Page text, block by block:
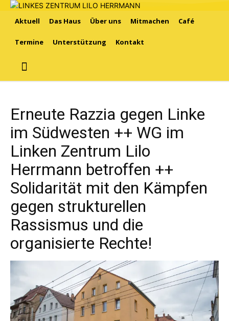
Aktuell Das Haus Über uns Mitmachen Café
Termine Unterstützung Kontakt
Erneute Razzia gegen Linke
im Südwesten ++ WG im
Linken Zentrum Lilo
Herrmann betroffen ++
Solidarität mit den Kämpfen
gegen strukturellen
Rassismus und die
organisierte Rechte!